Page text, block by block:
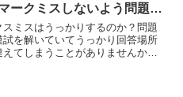
ークミスしないよう問題に
スミスはうっかりするのか？問題
試を解いていてうっかり回答場所
えてしまうことがありませんか？